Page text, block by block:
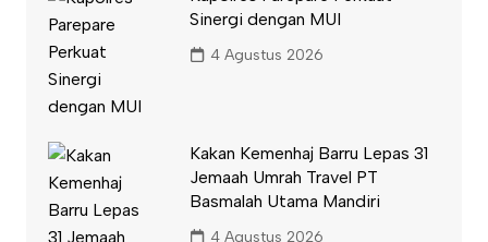
Sinergi dengan MUI
4 Agustus 2026
Kakan Kemenhaj Barru Lepas 31
Jemaah Umrah Travel PT
Basmalah Utama Mandiri
4 Agustus 2026